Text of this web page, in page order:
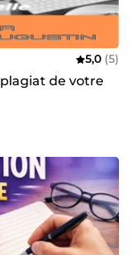
5,0 (5)
de votre